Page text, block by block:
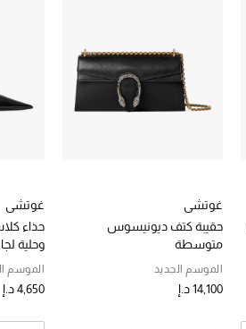
غوتشي
حقيبة كتف ديونيسوس
متوسطة
الموسم الجديد
14,100 د.إ
غوتشي
وحلية
الموسم
4,650 د.إ